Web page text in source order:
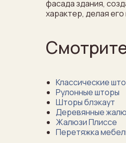
фасада здания,
характер, делая
Классические
Рулонные шторы
Шторы блэкаут
Деревянные
Жалюзи Плиссе
Перетяжка